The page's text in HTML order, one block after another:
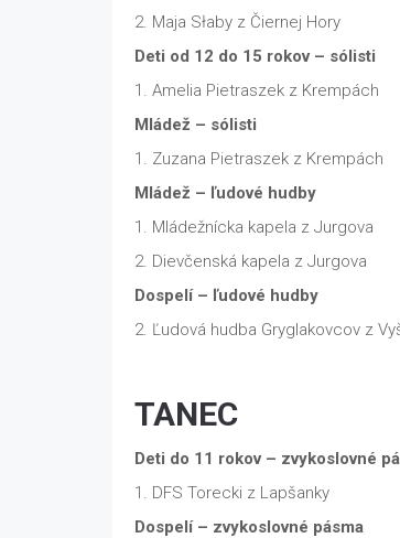
2. Maja Słaby z Čiernej Hory
Deti od 12 do 15 rokov – sólisti
1. Amelia Pietraszek z Krempách
Mládež – sólisti
1. Zuzana Pietraszek z Krempách
Mládež – ľudové hudby
1. Mládežnícka kapela z Jurgova
2. Dievčenská kapela z Jurgova
Dospelí – ľudové hudby
2. Ľudová hudba Gryglakovcov z
TANEC
Deti do 11 rokov – zvykoslovné
1. DFS Torecki z Lapšanky
Dospelí – zvykoslovné pásma